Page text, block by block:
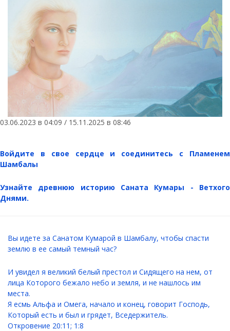
03.06.2023 в 04:09 / 15.11.2025 в 08:46
Войдите в свое сердце и соединитесь с Пламенем
Шамбалы
Узнайте древнюю историю Саната Кумары - Ветхого
Днями.
Вы идете за Санатом Кумарой в Шамбалу, чтобы спасти
землю в ее самый темный час?
И увидел я великий белый престол и Сидящего на нем, от
лица Которого бежало небо и земля, и не нашлось им
места.
Я есмь Альфа и Омега, начало и конец, говорит Господь,
Который есть и был и грядет, Вседержитель.
Откровение 20:11; 1:8